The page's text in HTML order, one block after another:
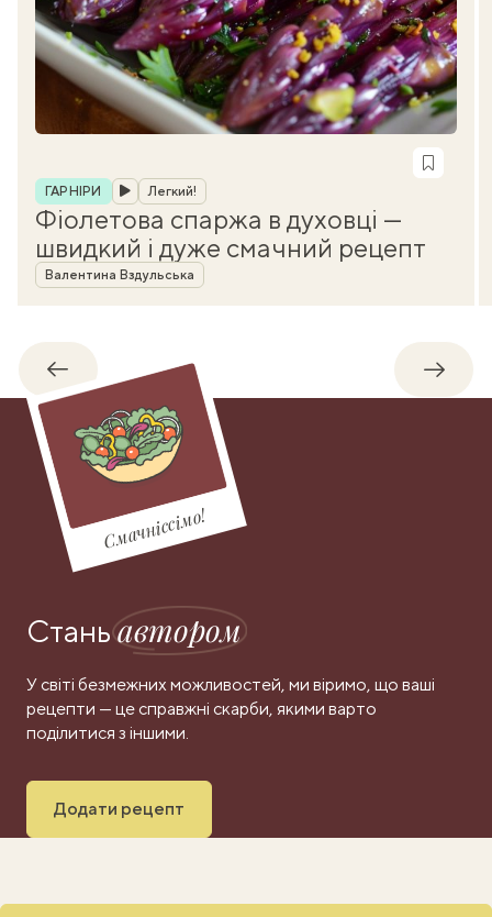
Рубрика
ГАРНІРИ Легкий!
Фіолетова спаржа в духовці —
швидкий і дуже смачний рецепт
Автор
Валентина Вздульська
Назад
Смачніссімо!
Станьавтором
У світі безмежних можливостей, ми віримо, що ваші
рецепти — це справжні скарби, якими варто
поділитися з іншими.
Додати рецепт